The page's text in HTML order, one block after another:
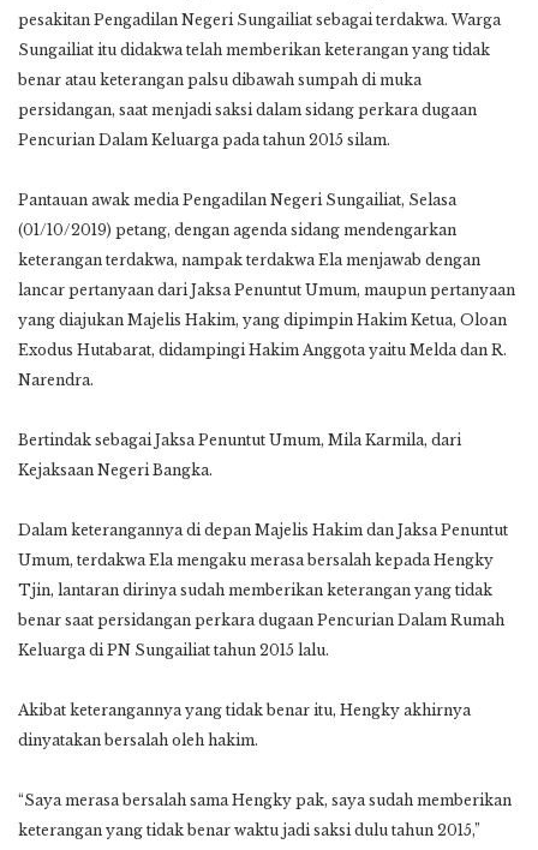
pesakitan Pengadilan Negeri Sungailiat sebagai terdakwa. Warga
Sungailiat itu didakwa telah memberikan keterangan yang tidak
benar atau keterangan palsu dibawah sumpah di muka
persidangan, saat menjadi saksi dalam sidang perkara dugaan
Pencurian Dalam Keluarga pada tahun 2015 silam.
Pantauan awak media Pengadilan Negeri Sungailiat, Selasa
(01/10/2019) petang, dengan agenda sidang mendengarkan
keterangan terdakwa, nampak terdakwa Ela menjawab dengan
lancar pertanyaan dari Jaksa Penuntut Umum, maupun pertanyaan
yang diajukan Majelis Hakim, yang dipimpin Hakim Ketua, Oloan
Exodus Hutabarat, didampingi Hakim Anggota yaitu Melda dan R.
Narendra.
Bertindak sebagai Jaksa Penuntut Umum, Mila Karmila, dari
Kejaksaan Negeri Bangka.
Dalam keterangannya di depan Majelis Hakim dan Jaksa Penuntut
Umum, terdakwa Ela mengaku merasa bersalah kepada Hengky
Tjin, lantaran dirinya sudah memberikan keterangan yang tidak
benar saat persidangan perkara dugaan Pencurian Dalam Rumah
Keluarga di PN Sungailiat tahun 2015 lalu.
Akibat keterangannya yang tidak benar itu, Hengky akhirnya
dinyatakan bersalah oleh hakim.
“Saya merasa bersalah sama Hengky pak, saya sudah memberikan
keterangan yang tidak benar waktu jadi saksi dulu tahun 2015,”